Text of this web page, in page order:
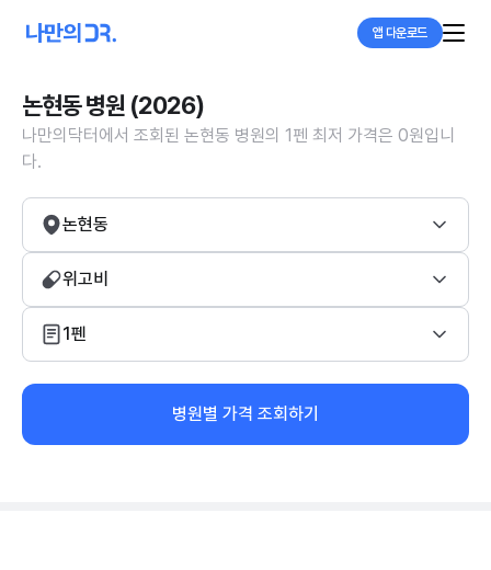
앱 다운로드
논현동 병원 (2026)
나만의닥터에서 조회된 논현동 병원의 1펜 최저 가격은 0원입니
다.
논현동
위고비
1펜
병원별 가격 조회하기